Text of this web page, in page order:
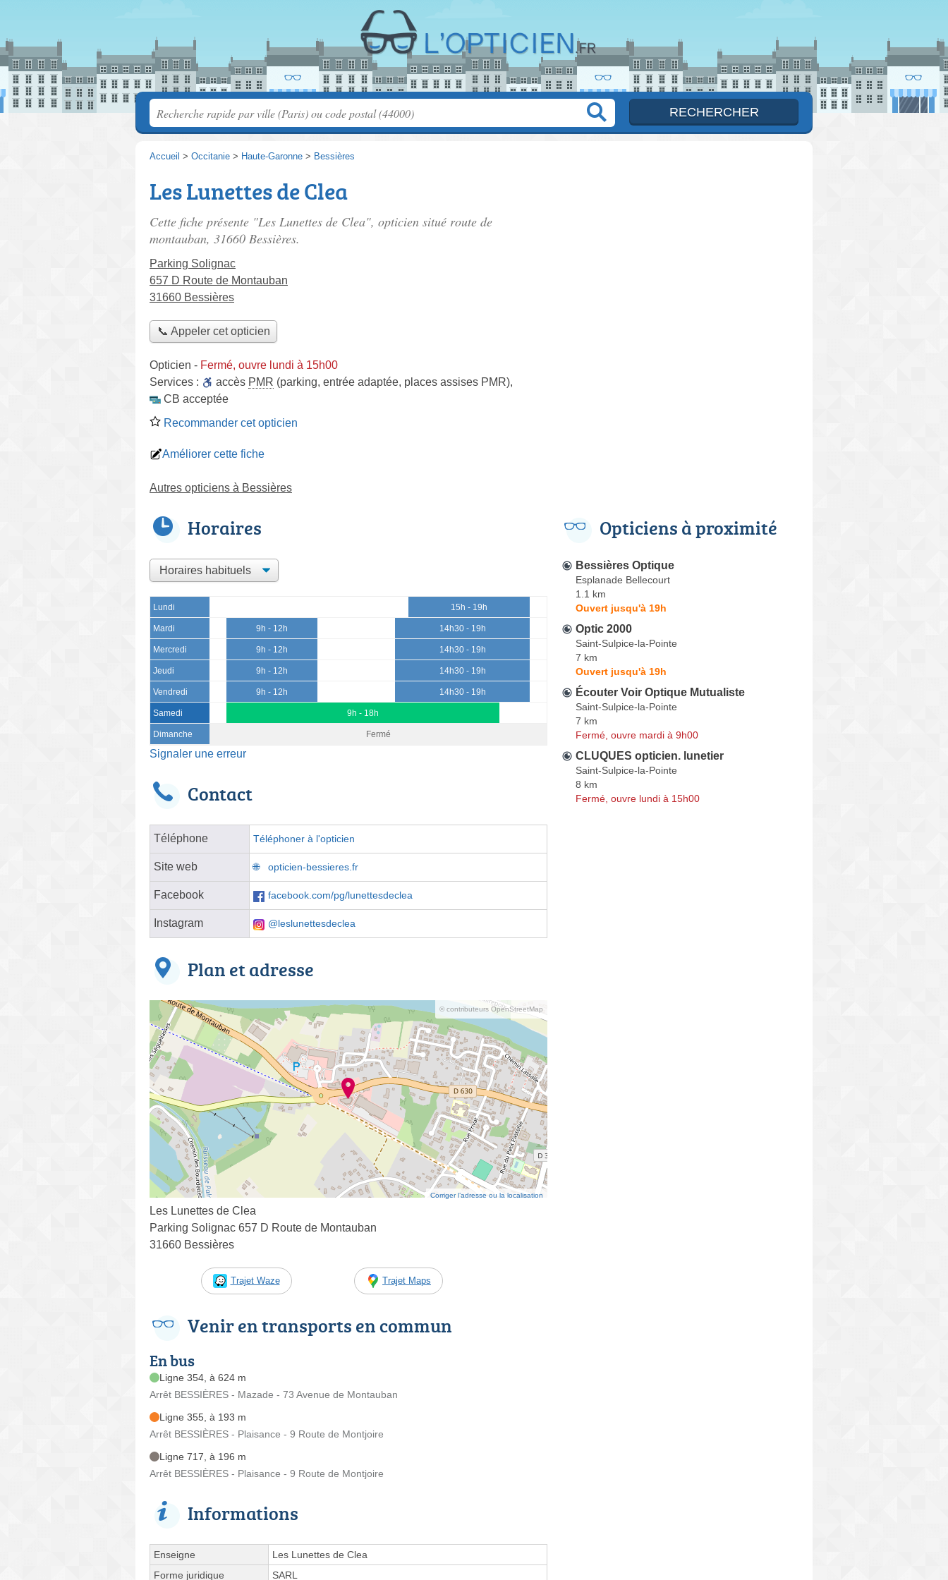
Accueil > Occitanie > Haute-Garonne > Bessières
Les Lunettes de Clea
Cette fiche présente "Les Lunettes de Clea", opticien situé route de
montauban, 31660 Bessières.
Parking Solignac
657 D Route de Montauban
31660 Bessières
📞 Appeler cet opticien
Opticien - Fermé, ouvre lundi à 15h00
Services :
accès PMR (parking, entrée adaptée, places assises PMR),
CB acceptée
Recommander cet opticien
Améliorer cette fiche
Autres opticiens à Bessières
Horaires
Lundi 15h - 19h
Mardi 9h - 12h 14h30 - 19h
Mercredi 9h - 12h 14h30 - 19h
Jeudi 9h - 12h 14h30 - 19h
Vendredi 9h - 12h 14h30 - 19h
Samedi 9h - 18h
Dimanche Fermé
Signaler une erreur
Contact
Téléphone Téléphoner à l'opticien
Site web opticien-bessieres.fr
Facebook facebook.com/pg/lunettesdeclea
Instagram @leslunettesdeclea
Plan et adresse
© contributeurs OpenStreetMap
Corriger l’adresse ou la localisation
Les Lunettes de Clea
Parking Solignac 657 D Route de Montauban
31660 Bessières
Trajet Waze Trajet Maps
Venir en transports en commun
En bus
Ligne 354, à 624 m
Arrêt BESSIÈRES - Mazade - 73 Avenue de Montauban
Ligne 355, à 193 m
Arrêt BESSIÈRES - Plaisance - 9 Route de Montjoire
Ligne 717, à 196 m
Arrêt BESSIÈRES - Plaisance - 9 Route de Montjoire
Informations
Enseigne
Les Lunettes de Clea
Forme juridique
SARL
Opticiens à proximité
Bessières Optique
Esplanade Bellecourt
1.1 km
Ouvert jusqu'à 19h
Optic 2000
Saint-Sulpice-la-Pointe
7 km
Ouvert jusqu'à 19h
Écouter Voir Optique Mutualiste
Saint-Sulpice-la-Pointe
7 km
Fermé, ouvre mardi à 9h00
CLUQUES opticien. lunetier
Saint-Sulpice-la-Pointe
8 km
Fermé, ouvre lundi à 15h00